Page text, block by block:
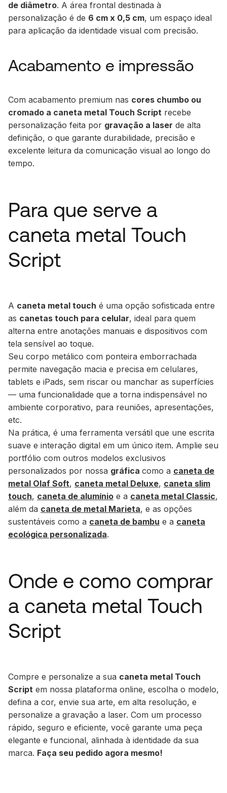
de diâmetro. A área frontal destinada à
personalização é de 6 cm x 0,5 cm, um espaço ideal
para aplicação da identidade visual com precisão.
Acabamento e impressão
Com acabamento premium nas cores chumbo ou
cromado a caneta metal Touch Script recebe
personalização feita por gravação a laser de alta
definição, o que garante durabilidade, precisão e
excelente leitura da comunicação visual ao longo do
tempo.
Para que serve a
caneta metal Touch
Script
A caneta metal touch é uma opção sofisticada entre
as canetas touch para celular, ideal para quem
alterna entre anotações manuais e dispositivos com
tela sensível ao toque.
Seu corpo metálico com ponteira emborrachada
permite navegação macia e precisa em celulares,
tablets e iPads, sem riscar ou manchar as superfícies
— uma funcionalidade que a torna indispensável no
ambiente corporativo, para reuniões, apresentações,
etc.
Na prática, é uma ferramenta versátil que une escrita
suave e interação digital em um único item. Amplie seu
portfólio com outros modelos exclusivos
personalizados por nossa gráfica como a caneta de
metal Olaf Soft, caneta metal Deluxe, caneta slim
touch, caneta de alumínio e a caneta metal Classic,
além da caneta de metal Marieta, e as opções
sustentáveis como a caneta de bambu e a caneta
ecológica personalizada.
Onde e como comprar
a caneta metal Touch
Script
Compre e personalize a sua caneta metal Touch
Script em nossa plataforma online, escolha o modelo,
defina a cor, envie sua arte, em alta resolução, e
personalize a gravação a laser. Com um processo
rápido, seguro e eficiente, você garante uma peça
elegante e funcional, alinhada à identidade da sua
marca. Faça seu pedido agora mesmo!